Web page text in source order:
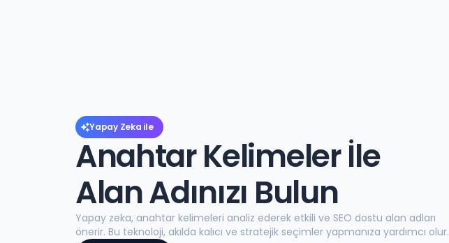
Yapay Zeka ile
Anahtar Kelimeler İle
Alan Adınızı Bulun
Yapay zeka, anahtar kelimeleri analiz ederek etkili ve SEO dostu alan adları
önerir. Bu teknoloji, akılda kalıcı ve stratejik seçimler yapmanıza yardımcı olur.